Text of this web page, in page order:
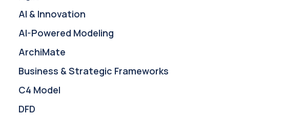
AI & Innovation
AI-Powered Modeling
ArchiMate
Business & Strategic Frameworks
C4 Model
DFD